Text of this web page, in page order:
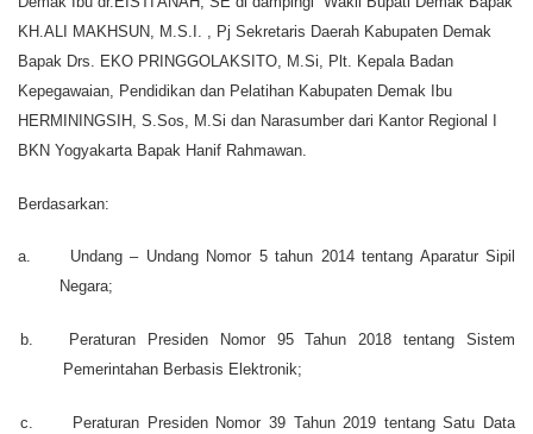
KH.ALI MAKHSUN, M.S.I. , Pj Sekretaris Daerah Kabupaten Demak
Bapak Drs. EKO PRINGGOLAKSITO, M.Si, Plt. Kepala Badan
Kepegawaian, Pendidikan dan Pelatihan Kabupaten Demak Ibu
HERMININGSIH, S.Sos, M.Si dan Narasumber dari Kantor Regional I
BKN Yogyakarta Bapak Hanif Rahmawan.
Berdasarkan:
a.
Undang – Undang Nomor 5 tahun 2014 tentang Aparatur Sipil
Negara;
b.
Peraturan Presiden Nomor 95 Tahun 2018 tentang Sistem
Pemerintahan Berbasis Elektronik;
c.
Peraturan Presiden Nomor 39 Tahun 2019 tentang Satu Data